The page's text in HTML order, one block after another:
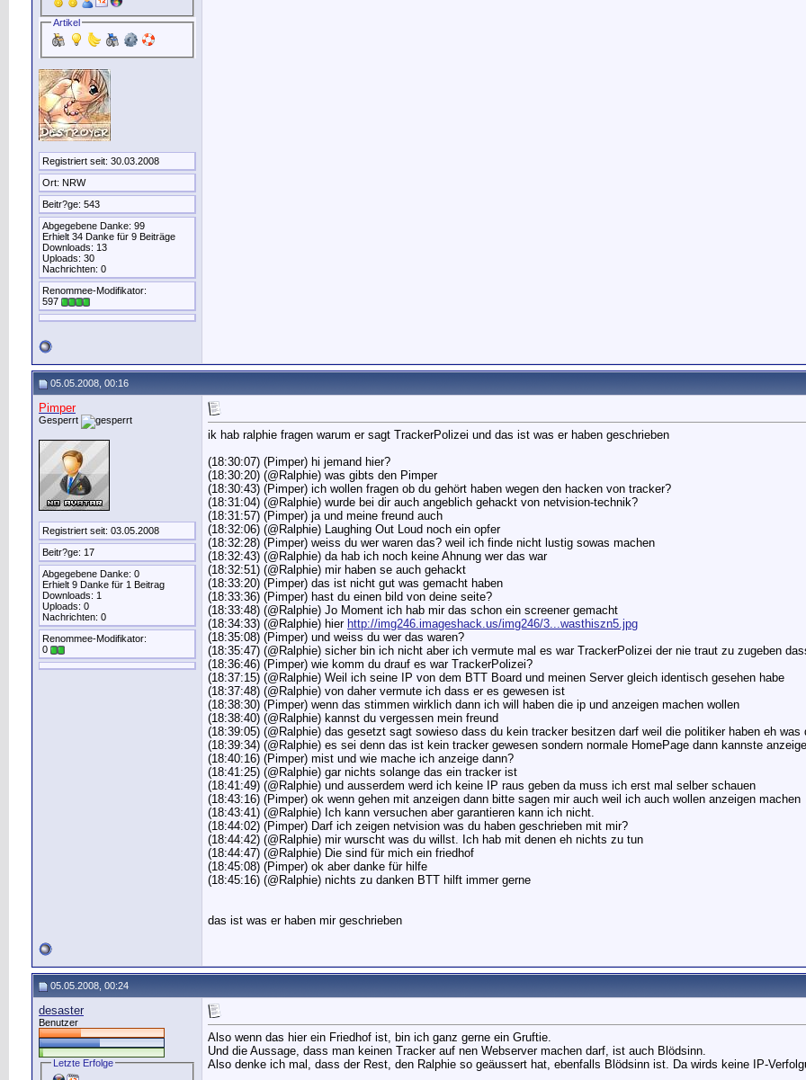
Artikel
Registriert seit: 30.03.2008
Ort: NRW
Beitr?ge: 543
Abgegebene Danke: 99
Erhielt 34 Danke für 9 Beiträge
Downloads: 13
Uploads: 30
Nachrichten: 0
Renommee-Modifikator:
597
05.05.2008, 00:16
Pimper
Gesperrt
Registriert seit: 03.05.2008
Beitr?ge: 17
Abgegebene Danke: 0
Erhielt 9 Danke für 1 Beitrag
Downloads: 1
Uploads: 0
Nachrichten: 0
Renommee-Modifikator:
0
ik hab ralphie fragen warum er sagt TrackerPolizei und das ist was er haben geschrieben
(18:30:07) (Pimper) hi jemand hier?
(18:30:20) (@Ralphie) was gibts den Pimper
(18:30:43) (Pimper) ich wollen fragen ob du gehört haben wegen den hacken von tracker?
(18:31:04) (@Ralphie) wurde bei dir auch angeblich gehackt von netvision-technik?
(18:31:57) (Pimper) ja und meine freund auch
(18:32:06) (@Ralphie) Laughing Out Loud noch ein opfer
(18:32:28) (Pimper) weiss du wer waren das? weil ich finde nicht lustig sowas machen
(18:32:43) (@Ralphie) da hab ich noch keine Ahnung wer das war
(18:32:51) (@Ralphie) mir haben se auch gehackt
(18:33:20) (Pimper) das ist nicht gut was gemacht haben
(18:33:36) (Pimper) hast du einen bild von deine seite?
(18:33:48) (@Ralphie) Jo Moment ich hab mir das schon ein screener gemacht
(18:34:33) (@Ralphie) hier http://img246.imageshack.us/img246/3...wasthiszn5.jpg
(18:35:08) (Pimper) und weiss du wer das waren?
(18:35:47) (@Ralphie) sicher bin ich nicht aber ich vermute mal es war TrackerPolizei der nie traut zu zugeben
(18:36:46) (Pimper) wie komm du drauf es war TrackerPolizei?
(18:37:15) (@Ralphie) Weil ich seine IP von dem BTT Board und meinen Server gleich identisch gesehen habe
(18:37:48) (@Ralphie) von daher vermute ich dass er es gewesen ist
(18:38:30) (Pimper) wenn das stimmen wirklich dann ich will haben die ip und anzeigen machen wollen
(18:38:40) (@Ralphie) kannst du vergessen mein freund
(18:39:05) (@Ralphie) das gesetzt sagt sowieso dass du kein tracker besitzen darf weil die politiker haben eh was
(18:39:34) (@Ralphie) es sei denn das ist kein tracker gewesen sondern normale HomePage dann kannste
(18:40:16) (Pimper) mist und wie mache ich anzeige dann?
(18:41:25) (@Ralphie) gar nichts solange das ein tracker ist
(18:41:49) (@Ralphie) und ausserdem werd ich keine IP raus geben da muss ich erst mal selber schauen
(18:43:16) (Pimper) ok wenn gehen mit anzeigen dann bitte sagen mir auch weil ich auch wollen anzeigen machen
(18:43:41) (@Ralphie) Ich kann versuchen aber garantieren kann ich nicht.
(18:44:02) (Pimper) Darf ich zeigen netvision was du haben geschrieben mit mir?
(18:44:42) (@Ralphie) mir wurscht was du willst. Ich hab mit denen eh nichts zu tun
(18:44:47) (@Ralphie) Die sind für mich ein friedhof
(18:45:08) (Pimper) ok aber danke für hilfe
(18:45:16) (@Ralphie) nichts zu danken BTT hilft immer gerne
das ist was er haben mir geschrieben
05.05.2008, 00:24
desaster
Benutzer
Letzte Erfolge
Also wenn das hier ein Friedhof ist, bin ich ganz gerne ein Gruftie.
Und die Aussage, dass man keinen Tracker auf nen Webserver machen darf, ist auch Blödsinn.
Also denke ich mal, dass der Rest, den Ralphie so geäussert hat, ebenfalls Blödsinn ist. Da wirds keine IP-